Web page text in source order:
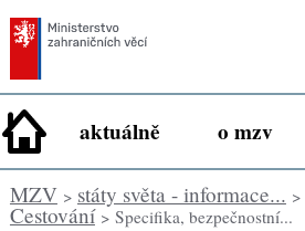
aktuálně o mzv
MZV> státy světa - informace... >
Cestování> Specifika, bezpečnostní...